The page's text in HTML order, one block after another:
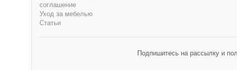
соглашение
Уход за мебелью
Статьи
Подпишитесь на рассылку и